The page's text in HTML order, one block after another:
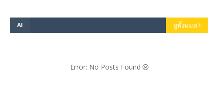
AI ดูทั้งหมด
Error: No Posts Found